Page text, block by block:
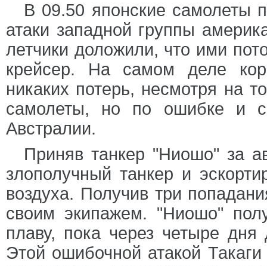
В 09.50 японские самолеты
атаки западной группы
летчики доложили, что ими
крейсер. На самом деле
никаких потерь, несмотря на
самолеты, но по ошибке и
Австралии.
Приняв танкер "Ниошо" за
злополучный танкер и
воздуха. Получив три
своим экипажем. "Ниошо"
плаву, пока через четыре
Этой ошибочной атакой